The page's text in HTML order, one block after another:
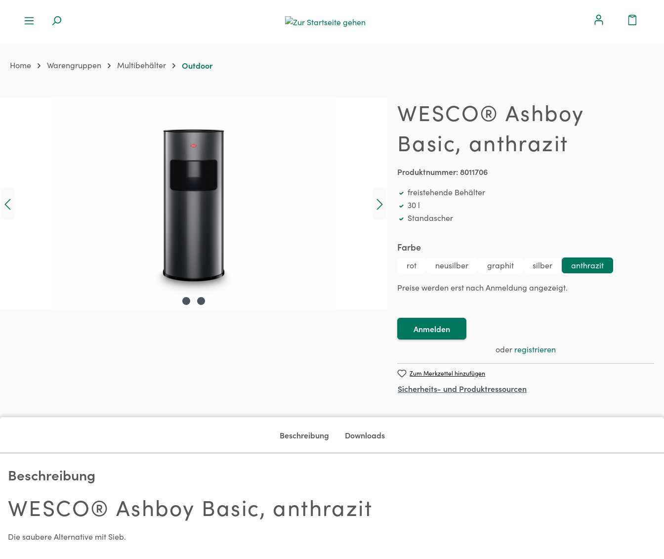
Home Warengruppen Multibehälter Outdoor
WESCO® Ashboy
Basic, anthrazit
Produktnummer:8011706
freistehende Behälter
30 l
Standascher
Farbeauswählen
rot neusilber graphit silber anthrazit
Preise werden erst nach Anmeldung angezeigt.
Anmelden
oder registrieren
Zum Merkzettel hinzufügen
Sicherheits- und Produktressourcen
Beschreibung Downloads
Beschreibung
WESCO® Ashboy Basic, anthrazit
Die saubere Alternative mit Sieb.